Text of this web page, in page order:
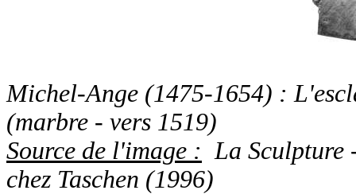
Michel-Ange (1475-1654) :
(marbre - vers 1519)
Source de l'image : La Sculpture
chez Taschen (1996)